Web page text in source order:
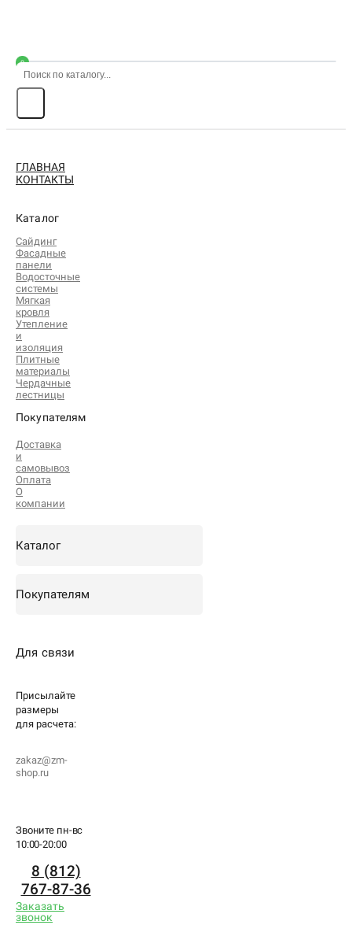
0
ГЛАВНАЯ
КОНТАКТЫ
Каталог
Сайдинг
Фасадные
панели
Водосточные
системы
Мягкая
кровля
Утепление
и
изоляция
Плитные
материалы
Чердачные
лестницы
Покупателям
Доставка
и
самовывоз
Оплата
О
компании
Каталог
Покупателям
Для связи
Присылайте
размеры
для расчета:
zakaz@zm-
shop.ru
Звоните пн-вс
10:00-20:00
8 (812)
767-87-36
Заказать
звонок